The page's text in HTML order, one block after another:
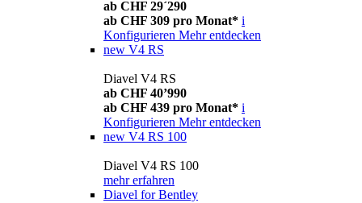
ab CHF 29´290
ab CHF 309 pro Monat* i
Konfigurieren Mehr entdecken
new V4 RS
Diavel V4 RS
ab CHF 40’990
ab CHF 439 pro Monat* i
Konfigurieren Mehr entdecken
new V4 RS 100
Diavel V4 RS 100
mehr erfahren
Diavel for Bentley